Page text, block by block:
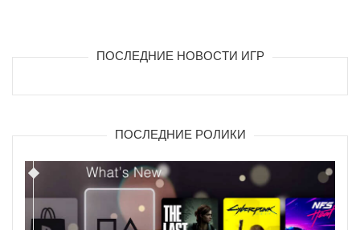
ПОСЛЕДНИЕ НОВОСТИ ИГР
ПОСЛЕДНИЕ РОЛИКИ